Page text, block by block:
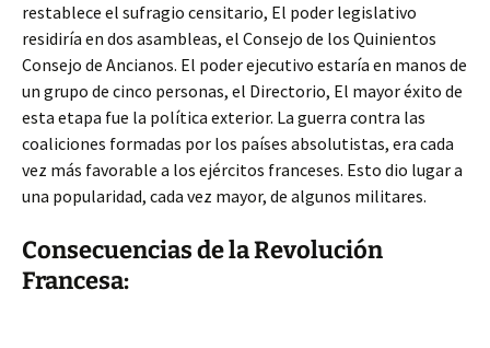
restablece el sufragio censitario, El poder legislativo
residiría en dos asambleas, el Consejo de los Quinientos
Consejo de Ancianos. El poder ejecutivo estaría en manos de
un grupo de cinco personas, el Directorio, El mayor éxito de
esta etapa fue la política exterior. La guerra contra las
coaliciones formadas por los países absolutistas, era cada
vez más favorable a los ejércitos franceses. Esto dio lugar a
una popularidad, cada vez mayor, de algunos militares.
Consecuencias de la Revolución
Francesa: